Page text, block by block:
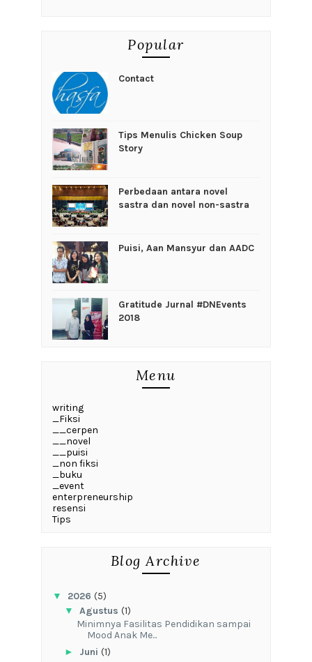
Popular
Contact
Tips Menulis Chicken Soup
Story
Perbedaan antara novel
sastra dan novel non-sastra
Puisi, Aan Mansyur dan AADC
Gratitude Jurnal #DNEvents
2018
Menu
writing
_Fiksi
__cerpen
__novel
__puisi
_non fiksi
_buku
_event
enterpreneurship
resensi
Tips
Blog Archive
▼ 2026 (5)
▼ Agustus (1)
‎Minimnya Fasilitas Pendidikan sampai
Mood Anak Me...
► Juni (1)